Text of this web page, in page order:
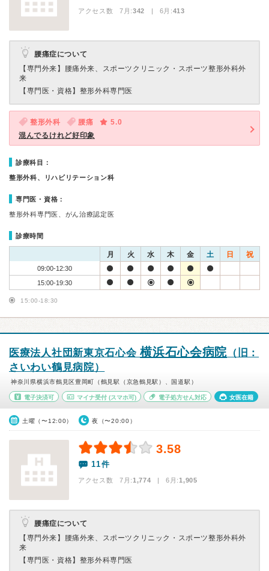
アクセス数 7月:342 | 6月:413
腰痛症について
【専門外来】
腰痛外来、スポーツクリニック・スポーツ整形外科外
来
【専門医・資格】 整形外科専門医
整形外科 腰痛
5.0
混んでるけれど好印象
診療科目：
整形外科、リハビリテーション科
専門医・資格：
整形外科専門医、がん治療認定医
診療時間
月 火 水 木 金 土 日 祝
09:00-12:30
15:00-19:30
15:00-18:30
医療法人社団新東京石心会横浜石心会病院 （旧：
さいわい鶴見病院）
神奈川県横浜市鶴見区豊岡町（鶴見駅（京急鶴見駅）、国道駅）
電子決済可 マイナ受付(スマホ可) 電子処方せん対応 女医在籍
土曜（〜12:00） 夜（〜20:00）
3.58
11件
アクセス数 7月:1,774 | 6月:1,905
腰痛症について
【専門外来】
腰痛外来、スポーツクリニック・スポーツ整形外科外
来
【専門医・資格】 整形外科専門医